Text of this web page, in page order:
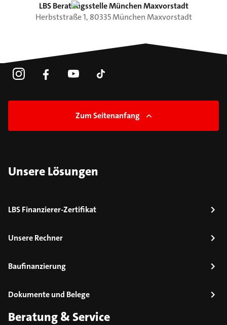
LBS Beratungsstelle München Maxvorstadt
Herbststraße1, 80335MünchenMaxvorstadt
Zum Seitenanfang
Unsere Lösungen
LBS Finanzierer-Zertifikat
Unsere Rechner
Baufinanzierung
Dokumente und Belege
Beratung & Service